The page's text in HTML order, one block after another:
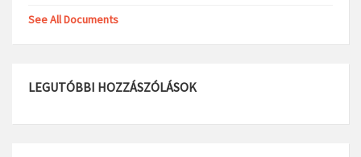
See All Documents
LEGUTÓBBI HOZZÁSZÓLÁSOK